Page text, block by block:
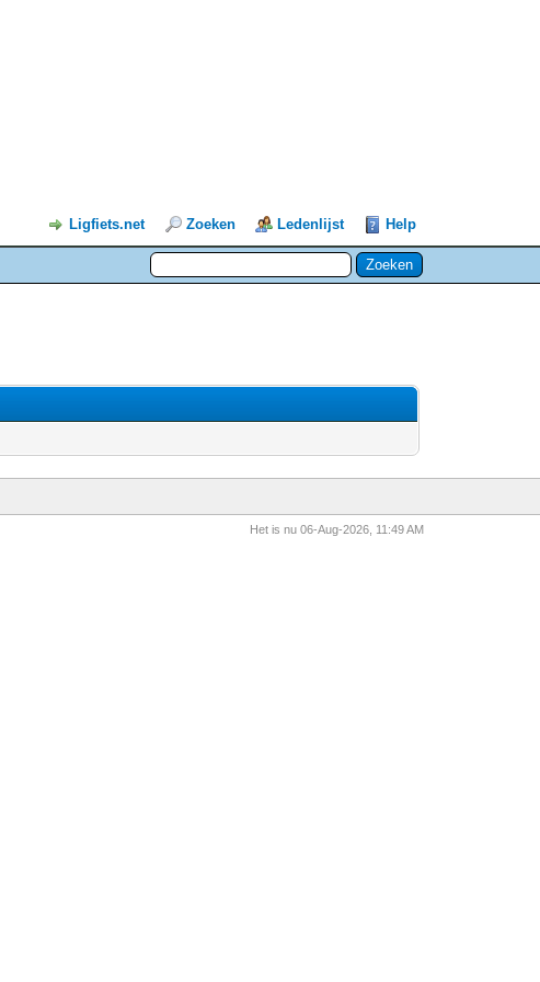
Ligfiets.net Zoeken Ledenlijst Help
Het is nu 06-Aug-2026, 11:49 AM